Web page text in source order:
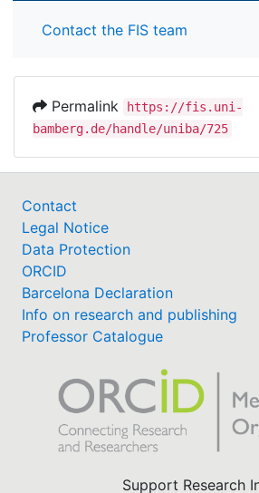
Contact the FIS team
Permalink
https://fis.uni-
bamberg.de/handle/uniba/725
Contact
Legal Notice
Data Protection
ORCID
Barcelona Declaration
Info on research and publishing
Professor Catalogue
Support Research